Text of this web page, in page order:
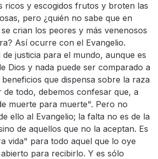
ricos y escogidos frutos y broten las
pero ¿quién no sabe que en
crian los peores y más venenosos
Así ocurre con el Evangelio.
justicia para el mundo, aunque es
Dios y nada puede ser comparado a
beneficios que dispensa sobre la raza
de todo, debemos confesar que, a
muerte para muerte". Pero no
ello al Evangelio; la falta no es de la
de aquellos que no la aceptan. Es
vida" para todo aquel que lo oye
para recibirlo. Y es sólo